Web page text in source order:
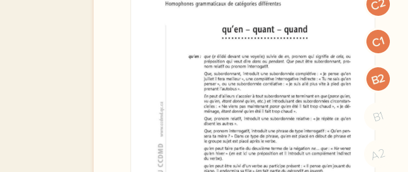
C2
C1
B2
B1
A2